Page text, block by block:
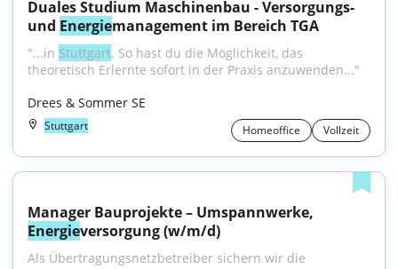
Duales Studium Maschinenbau - Versorgungs-
und Energiemanagement im Bereich TGA
"...in Stuttgart. So hast du die Möglichkeit, das
theoretisch Erlernte sofort in der Praxis anzuwenden..."
Drees & Sommer SE
Stuttgart Homeoffice Vollzeit
Energieversorgung (w/m/d)
Als Übertragungsnetzbetreiber sichern wir die